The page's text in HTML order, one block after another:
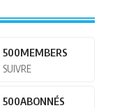
500MEMBERS
SUIVRE
500ABONNÉS